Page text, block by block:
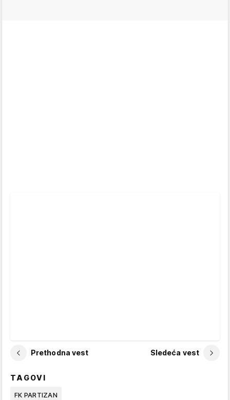
Prethodna vest Sledeća vest
TAGOVI
FK PARTIZAN